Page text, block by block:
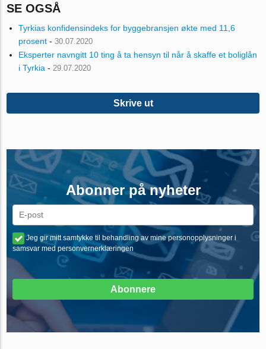
SE OGSÅ
Tyrkias konfidensindeks for byggebransjen økte med 11,6
prosent -30.07.2020
Eksperter navngitt 10 ting å ta hensyn til når å skaffe et boliglån
i Tyrkia - 29.07.2020
Skrive ut
Abonner på nyheter
Jeg gir mitt samtykke til behandling av mine personopplysninger i
samsvar med personvernerklæringen
Abonnere